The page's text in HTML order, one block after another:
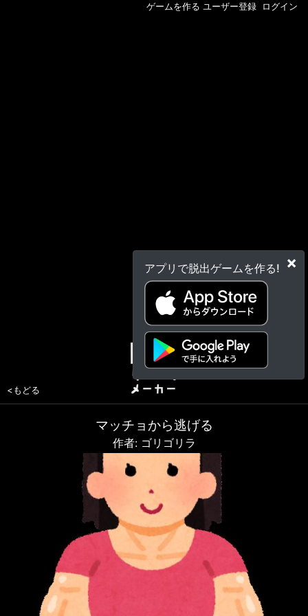
×
アプリで脱出ゲームを作る!
ゲームを作る ユーザー登録 ログイン
<もどる
マッチョから逃げる
作者: ゴリゴリラ